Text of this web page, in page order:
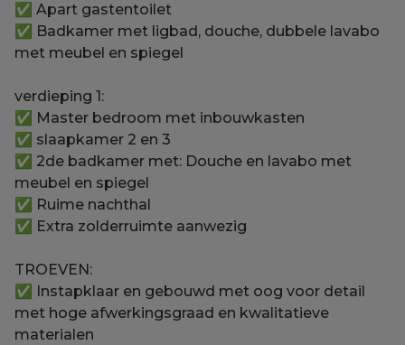
✅ Apart gastentoilet
✅ Badkamer met ligbad, douche, dubbele lavabo
met meubel en spiegel
verdieping 1:
✅ Master bedroom met inbouwkasten
✅ slaapkamer 2 en 3
✅ 2de badkamer met: Douche en lavabo met
meubel en spiegel
✅ Ruime nachthal
✅ Extra zolderruimte aanwezig
TROEVEN:
✅ Instapklaar en gebouwd met oog voor detail
met hoge afwerkingsgraad en kwalitatieve
materialen